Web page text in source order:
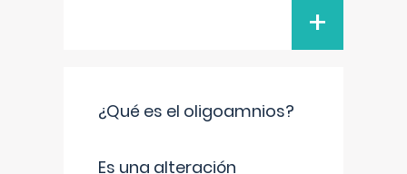
+
¿Qué es el oligoamnios?
Es una alteración